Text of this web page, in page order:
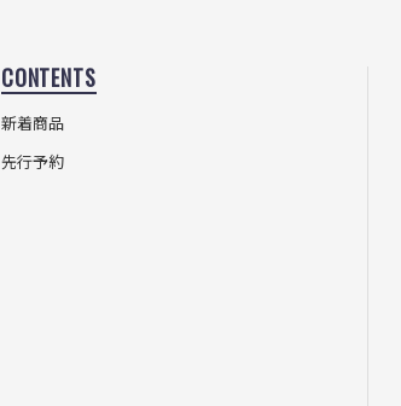
CONTENTS
新着商品
先行予約